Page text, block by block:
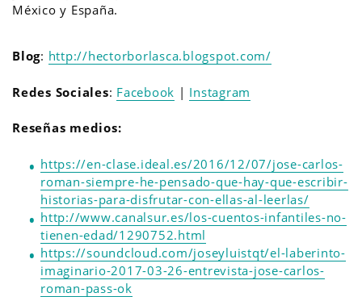
México y España.
Blog: http://hectorborlasca.blogspot.com/
Redes Sociales: Facebook | Instagram
Reseñas medios:
https://en-clase.ideal.es/2016/12/07/jose-carlos-
roman-siempre-he-pensado-que-hay-que-escribir-
historias-para-disfrutar-con-ellas-al-leerlas/
http://www.canalsur.es/los-cuentos-infantiles-no-
tienen-edad/1290752.html
https://soundcloud.com/joseyluistqt/el-laberinto-
imaginario-2017-03-26-entrevista-jose-carlos-
roman-pass-ok